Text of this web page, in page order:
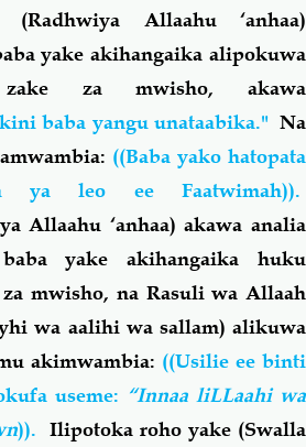
Allaahu ‘anhaa)
yake akihangaika alipokuwa
za mwisho, akawa
baba yangu unataabika."Na
((Baba yako hatopata
ya leo ee Faatwimah)).
Allaahu ‘anhaa) akawa analia
yake akihangaika huku
mwisho, na Rasuli wa Allaah
wa aalihi wa sallam) alikuwa
akimwambia: ((Usilie ee binti
useme: “Innaa liLLaahi wa
)). Ilipotoka roho yake (Swalla